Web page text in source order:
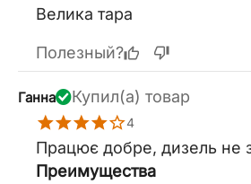
Велика тара
Полезный?
Ганна Купил(а) товар
4
Працює добре, дизель не
Преимущества